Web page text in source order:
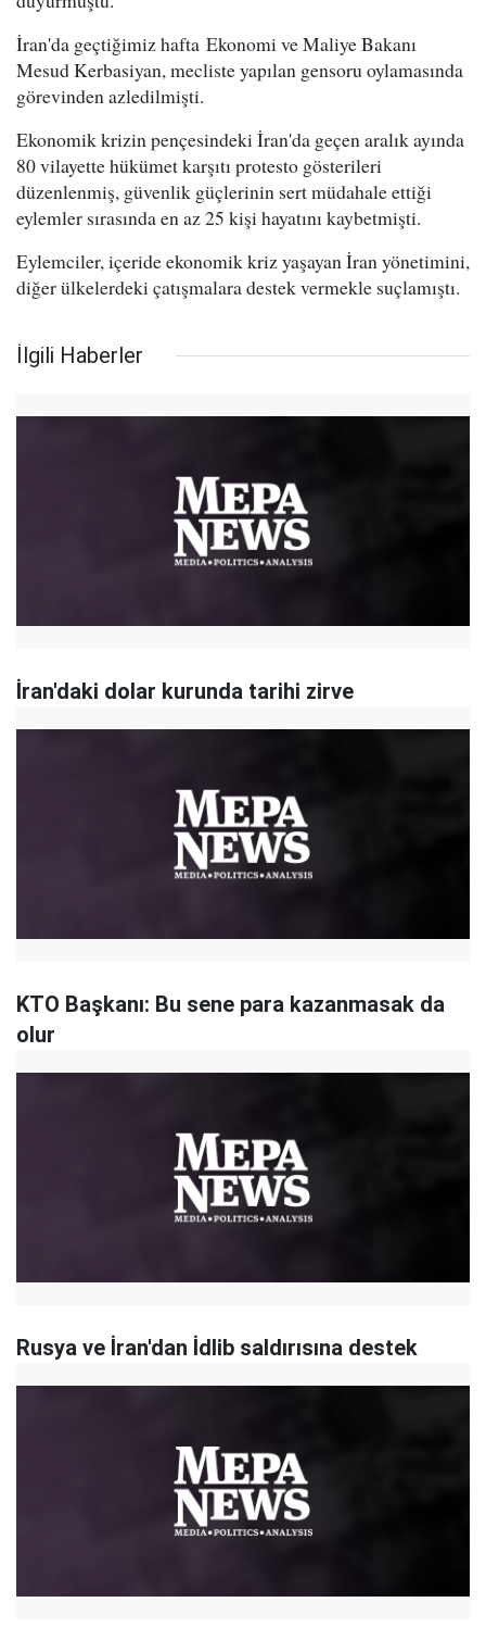
İran'da geçtiğimiz hafta Ekonomi ve Maliye Bakanı
Mesud Kerbasiyan, mecliste yapılan gensoru oylamasında
görevinden azledilmişti.
Ekonomik krizin pençesindeki İran'da geçen aralık ayında
80 vilayette hükümet karşıtı protesto gösterileri
düzenlenmiş, güvenlik güçlerinin sert müdahale ettiği
eylemler sırasında en az 25 kişi hayatını kaybetmişti.
Eylemciler, içeride ekonomik kriz yaşayan İran yönetimini,
diğer ülkelerdeki çatışmalara destek vermekle suçlamıştı.
İlgili Haberler
İran'daki dolar kurunda tarihi zirve
KTO Başkanı: Bu sene para kazanmasak da
olur
Rusya ve İran'dan İdlib saldırısına destek